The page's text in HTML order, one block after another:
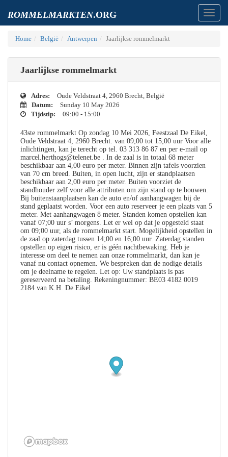
ROMMELMARKTEN.ORG
Home België Antwerpen Jaarlijkse rommelmarkt
Jaarlijkse rommelmarkt
Adres:
Oude Veldstraat 4, 2960 Brecht, België
Datum:
Sunday 10 May 2026
Tijdstip:
09:00 - 15:00
43ste rommelmarkt Op zondag 10 Mei 2026, Feestzaal De Eikel,
Oude Veldstraat 4, 2960 Brecht. van 09;00 tot 15;00 uur Voor alle
inlichtingen, kan je terecht op tel. 03 313 86 87 en per e-mail op
marcel.herthogs@telenet.be . In de zaal is in totaal 68 meter
beschikbaar aan 4,00 euro per meter. Binnen zijn tafels voorzien
van 70 cm breed. Buiten, in open lucht, zijn er standplaatsen
beschikbaar aan 2,00 euro per meter. Buiten voorziet de
standhouder zelf voor alle attributen om zijn stand op te bouwen.
Bij buitenstaanplaatsen kan de auto en/of aanhangwagen bij de
stand geplaatst worden. Voor een auto reserveer je een plaats van 5
meter. Met aanhangwagen 8 meter. Standen komen opstellen kan
vanaf 07;00 uur s’ morgens. Let er wel op dat je opgesteld staat
om 09;00 uur, als de rommelmarkt start. Mogelijkheid opstellen in
de zaal op zaterdag tussen 14;00 en 16;00 uur. Zaterdag standen
opstellen op eigen risico, er is géén nachtbewaking. Heb je
interesse om deel te nemen aan onze rommelmarkt, dan kan je
vanaf nu contact opnemen. We bespreken dan de nodige details
om je deelname te regelen. Let op: Uw standplaats is pas
gereserveerd na betaling. Rekeningnummer: BE03 4182 0019
2184 van K.H. De Eikel